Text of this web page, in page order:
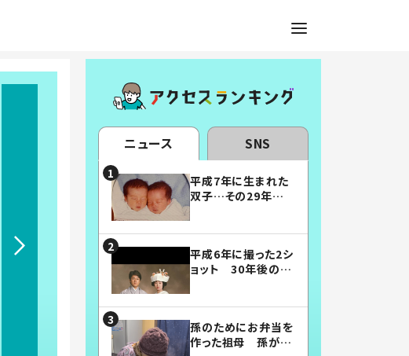
ニュース SNS
平成7年に生まれた
双子…その29年後
平成6年に撮った2シ
ョット 30年後の姿
孫のためにお弁当を
作った祖母 孫が絶